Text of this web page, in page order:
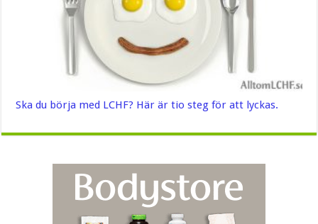
Ska du börja med LCHF? Här är tio steg för att lyckas.